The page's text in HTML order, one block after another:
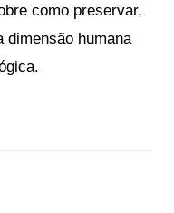
como preservar,
dimensão humana